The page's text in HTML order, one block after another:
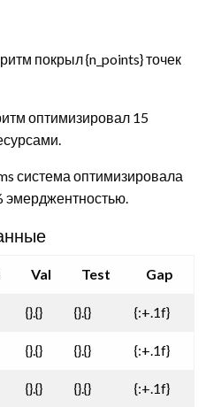
покрыл {n_points} точек
оптимизировал 15
система оптимизировала
эмерджентностью.
Val Test Gap
{}.{} {}.{} {:+.1f}
{}.{} {}.{} {:+.1f}
{}.{} {}.{} {:+.1f}